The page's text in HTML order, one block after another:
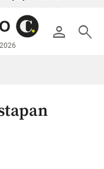
person search